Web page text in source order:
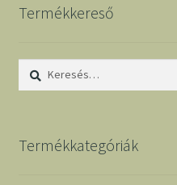
Termékkereső
Keresés:
Termékkategóriák